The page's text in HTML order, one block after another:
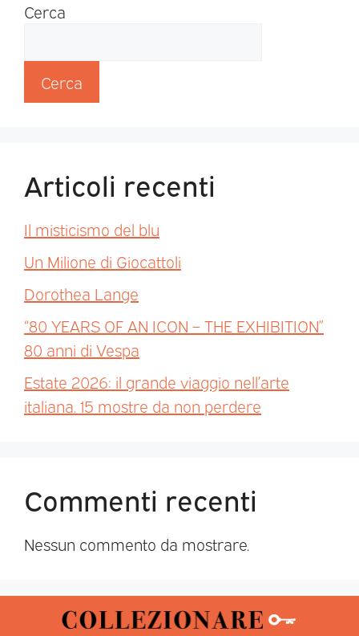
Cerca
Cerca
Articoli recenti
Il misticismo del blu
Un Milione di Giocattoli
Dorothea Lange
“80 YEARS OF AN ICON – THE EXHIBITION”
80 anni di Vespa
Estate 2026: il grande viaggio nell’arte
italiana. 15 mostre da non perdere
Commenti recenti
Nessun commento da mostrare.